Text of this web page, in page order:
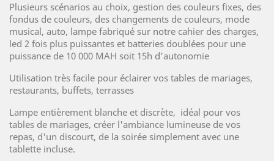
Plusieurs scénarios au choix, gestion des couleurs fixes, des
fondus de couleurs, des changements de couleurs, mode
musical, auto, lampe fabriqué sur notre cahier des charges,
led 2 fois plus puissantes et batteries doublées pour une
puissance de 10 000 MAH soit 15h d'autonomie
Utilisation très facile pour éclairer vos tables de mariages,
restaurants, buffets, terrasses
Lampe entièrement blanche et discrète, idéal pour vos
tables de mariages, créer l'ambiance lumineuse de vos
repas, d'un discourt, de la soirée simplement avec une
tablette incluse.